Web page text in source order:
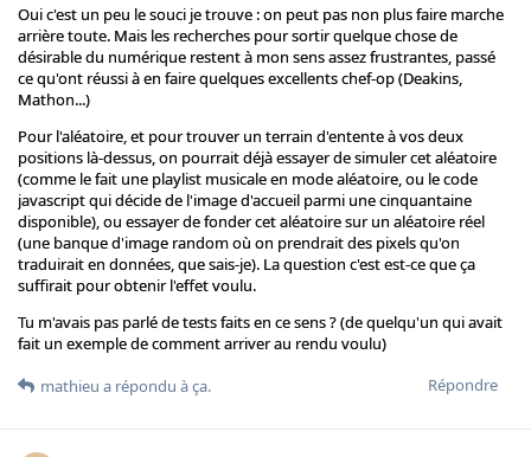
Oui c'est un peu le souci je trouve : on peut pas non plus faire marche
arrière toute. Mais les recherches pour sortir quelque chose de
désirable du numérique restent à mon sens assez frustrantes, passé
ce qu'ont réussi à en faire quelques excellents chef-op (Deakins,
Mathon...)
Pour l'aléatoire, et pour trouver un terrain d'entente à vos deux
positions là-dessus, on pourrait déjà essayer de simuler cet aléatoire
(comme le fait une playlist musicale en mode aléatoire, ou le code
javascript qui décide de l'image d'accueil parmi une cinquantaine
disponible), ou essayer de fonder cet aléatoire sur un aléatoire réel
(une banque d'image random où on prendrait des pixels qu'on
traduirait en données, que sais-je). La question c'est est-ce que ça
suffirait pour obtenir l'effet voulu.
Tu m'avais pas parlé de tests faits en ce sens ? (de quelqu'un qui avait
fait un exemple de comment arriver au rendu voulu)
Répondre
mathieu a répondu à ça.